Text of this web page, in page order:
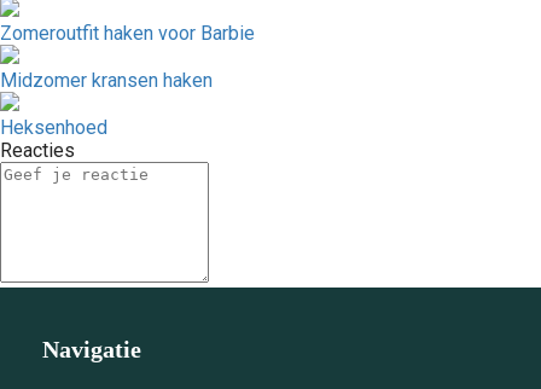
Zomeroutfit haken voor Barbie
Midzomer kransen haken
Heksenhoed
Reacties
Navigatie